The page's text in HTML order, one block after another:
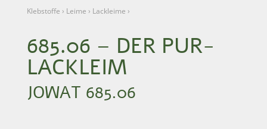
Klebstoffe › Leime › Lackleime ›
685.06 – DER PUR-
LACKLEIM
JOWAT 685.06